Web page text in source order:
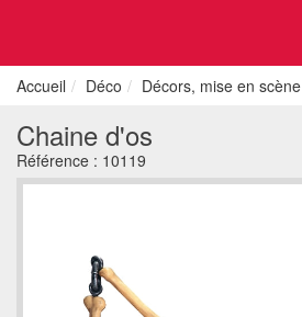
Accueil Déco Décors, mise en scène
Chaine d'os
Référence : 10119